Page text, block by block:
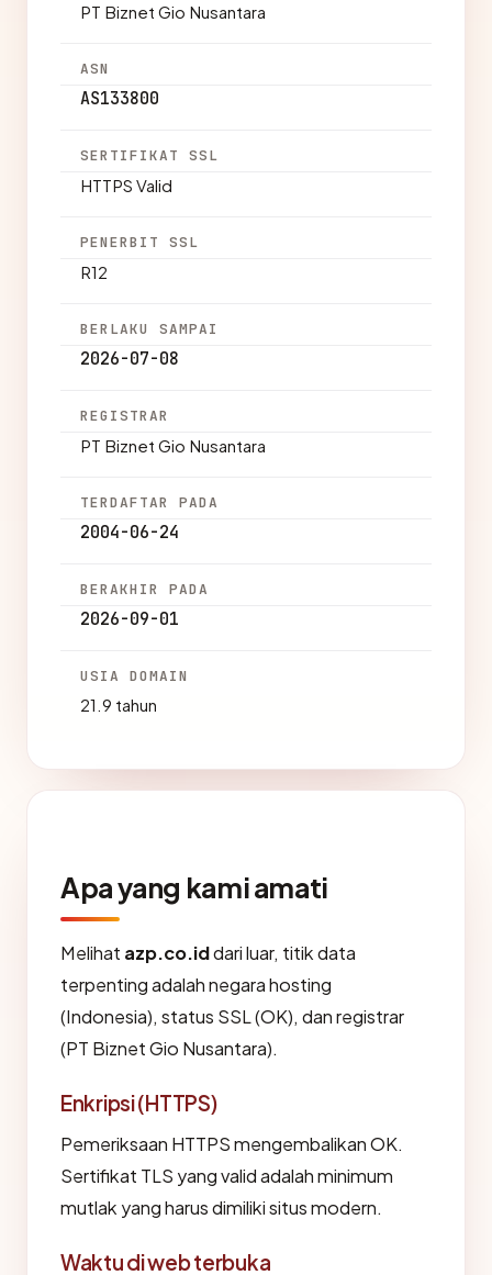
PT Biznet Gio Nusantara
ASN
AS133800
SERTIFIKAT SSL
HTTPS Valid
PENERBIT SSL
R12
BERLAKU SAMPAI
2026-07-08
REGISTRAR
PT Biznet Gio Nusantara
TERDAFTAR PADA
2004-06-24
BERAKHIR PADA
2026-09-01
USIA DOMAIN
21.9 tahun
Apa yang kami amati
Melihat azp.co.iddari luar, titik data
terpenting adalah negara hosting
(Indonesia), status SSL (OK), dan registrar
(PT Biznet Gio Nusantara).
Enkripsi (HTTPS)
Pemeriksaan HTTPS mengembalikan OK.
Sertifikat TLS yang valid adalah minimum
mutlak yang harus dimiliki situs modern.
Waktu di web terbuka